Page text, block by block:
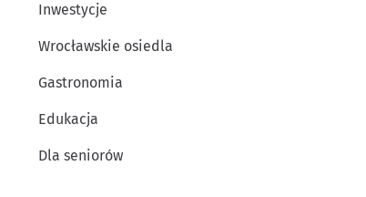
Inwestycje
Wrocławskie osiedla
Gastronomia
Edukacja
Dla seniorów